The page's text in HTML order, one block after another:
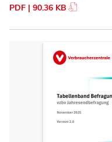
PDF | 90.36 KB